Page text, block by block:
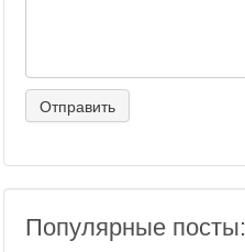
Популярные посты: